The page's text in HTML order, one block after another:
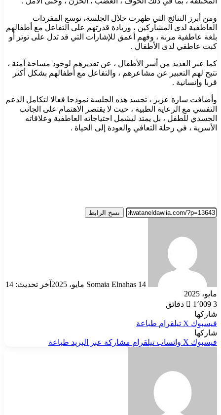
ومن أبرز النتائج التي ظهرت خلال الجلسة، توسع المفردات
العاطفية لدى المشاركين ، وزيادة قدرتهم على التفاعل مع أطفالهم
بلغة عاطفية مرنة ، وفهم أعمق للإشارات التي قد تدل على توتر أو
كبت عاطفي لدى الأطفال .
كما عبر العديد من أسر الأطفال ، عن تقديرهم لوجود مساحة آمنة ،
تتيح لهم التعبير عن مشاعرهم ، والتفاعل مع أطفالهم بشكل أكثر
قربا وإنسانية .
وأضافت سارة عزيز ، تجسد هذه الجلسة نموذجا فعالا لتكامل الدعم
النفسي مع الرعاية الطبية ، حيث لا يقتصر الاهتمام على الجانب
الجسدي للطفل ، بل يمتد ليشمل احتياجاته العاطفية وعلاقاته
الأسرية ، في رحلة التعافي والعودة إلى الحياة .
نسخ الرابط
Somaia Elnahas 14 مايو، 2025
آخر تحديث: 14
مايو، 2025
1٬009 3 دقائق
شاركها
فيسبوك ‫X تيلقرام طباعة
شاركها
فيسبوك ‫X واتساب تيلقرام مشاركة عبر البريد طباعة